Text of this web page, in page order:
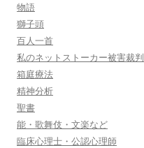
物語
獅子頭
百人一首
私のネットストーカー被害裁判
箱庭療法
精神分析
聖書
能・歌舞伎・文楽など
臨床心理士・公認心理師